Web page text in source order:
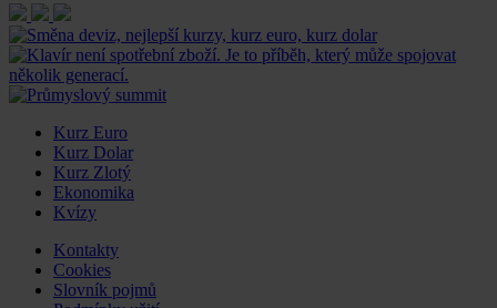
Kurz Euro
Kurz Dolar
Kurz Zlotý
Ekonomika
Kvízy
Kontakty
Cookies
Slovník pojmů